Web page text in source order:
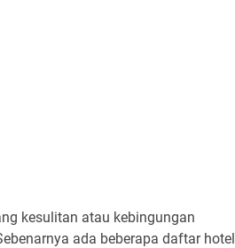
kesulitan atau kebingungan
ada beberapa daftar hotel